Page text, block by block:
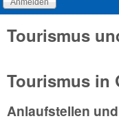
Tourismus
Tourismus in
Anlaufstellen